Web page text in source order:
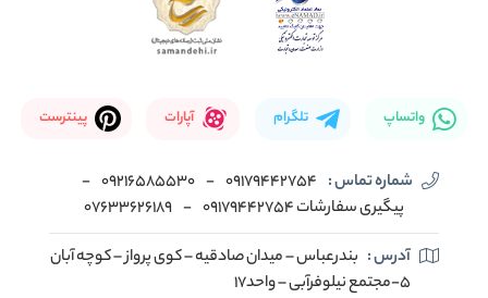
واتساپ تلگرام آپارات پینترست
شماره تماس : 09179442754
-
09216585530
-
پیگیری سفارشات 09179442754
-
07633626189
آدرس : بندرعباس – میدان صادقیه – کوی پرواز – کوچه آبان
5-مجتمع نیلوفرآبی – واحد17